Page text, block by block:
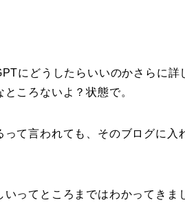
にどうしたらいいのかさらに詳
ころないよ？状態で。
て言われても、そのブログに入
ってところまではわかってきま